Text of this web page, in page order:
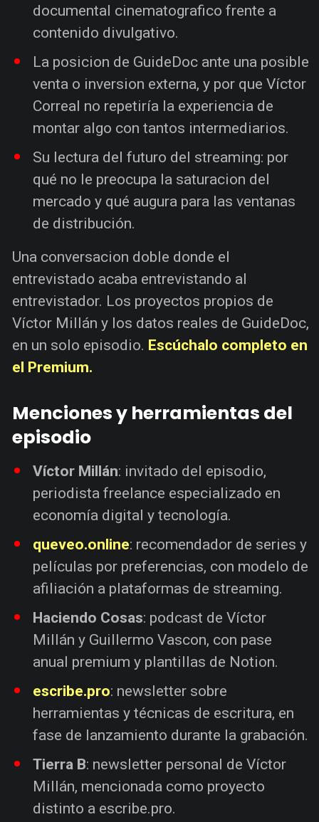
documental cinematografico frente a
contenido divulgativo.
La posicion de GuideDoc ante una posible
venta o inversion externa, y por que Víctor
Correal no repetiría la experiencia de
montar algo con tantos intermediarios.
Su lectura del futuro del streaming: por
qué no le preocupa la saturacion del
mercado y qué augura para las ventanas
de distribución.
Una conversacion doble donde el
entrevistado acaba entrevistando al
entrevistador. Los proyectos propios de
Víctor Millán y los datos reales de GuideDoc,
en un solo episodio. Escúchalo completo en
el Premium.
Menciones y herramientas del
episodio
Víctor Millán: invitado del episodio,
periodista freelance especializado en
economía digital y tecnología.
queveo.online: recomendador de series y
películas por preferencias, con modelo de
afiliación a plataformas de streaming.
Haciendo Cosas: podcast de Víctor
Millán y Guillermo Vascon, con pase
anual premium y plantillas de Notion.
escribe.pro: newsletter sobre
herramientas y técnicas de escritura, en
fase de lanzamiento durante la grabación.
Tierra B: newsletter personal de Víctor
Millán, mencionada como proyecto
distinto a escribe.pro.